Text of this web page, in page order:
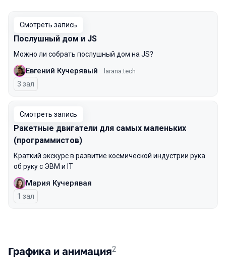
Смотреть запись
Послушный дом и JS
Можно ли собрать послушный дом на JS?
Евгений Кучерявый larana.tech
3 зал
Смотреть запись
Ракетные двигатели для самых маленьких
(программистов)
Краткий экскурс в развитие космической индустрии рука
об руку с ЭВМ и IT
Мария Кучерявая
1 зал
Графика и анимация2